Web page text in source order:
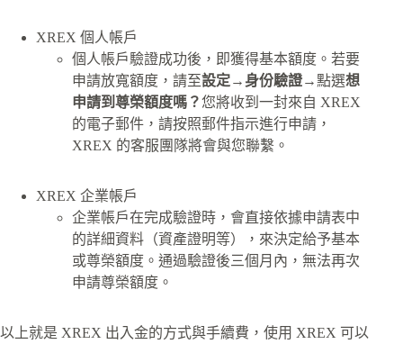
XREX 個人帳戶
個人帳戶驗證成功後，即獲得基本額度。若要
申請放寬額度，請至設定→ 身份驗證→點選想
申請到尊榮額度嗎？您將收到一封來自 XREX
的電子郵件，請按照郵件指示進行申請，
XREX 的客服團隊將會與您聯繫。
XREX 企業帳戶
企業帳戶在完成驗證時，會直接依據申請表中
的詳細資料（資產證明等），來決定給予基本
或尊榮額度。通過驗證後三個月內，無法再次
申請尊榮額度。
以上就是 XREX 出入金的方式與手續費，使用 XREX 可以